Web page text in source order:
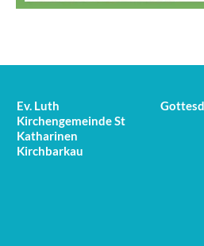
Ev. Luth
Kirchengemeinde St
Katharinen
Kirchbarkau